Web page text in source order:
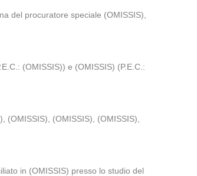
del procuratore speciale (OMISSIS),
(OMISSIS)) e (OMISSIS) (P.E.C.:
(OMISSIS), (OMISSIS), (OMISSIS),
in (OMISSIS) presso lo studio del